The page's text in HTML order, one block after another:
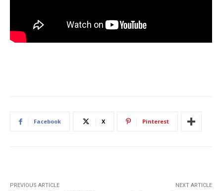
Facebook X Pinterest
PREVIOUS ARTICLE NEXT ARTICLE